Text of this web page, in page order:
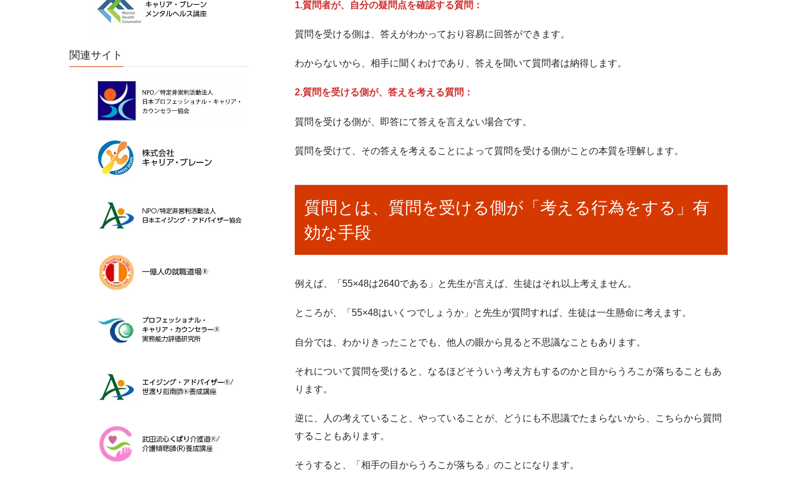
1.質問者が、自分の疑問点を確認する質問：
質問を受ける側は、答えがわかっており容易に回答ができます。
わからないから、相手に聞くわけであり、答えを聞いて質問者は納得します。
2.質問を受ける側が、答えを考える質問：
質問を受ける側が、即答にて答えを言えない場合です。
質問を受けて、その答えを考えることによって質問を受ける側がことの本質を理解します。
質問とは、質問を受ける側が「考える行為をする」有
効な手段
例えば、「55×48は2640である」と先生が言えば、生徒はそれ以上考えません。
ところが、「55×48はいくつでしょうか」と先生が質問すれば、生徒は一生懸命に考えます。
自分では、わかりきったことでも、他人の眼から見ると不思議なこともあります。
それについて質問を受けると、なるほどそういう考え方もするのかと目からうろこが落ちることもあ
ります。
逆に、人の考えていること、やっていることが、どうにも不思議でたまらないから、こちらから質問
することもあります。
そうすると、「相手の目からうろこが落ちる」のことになります。
関連サイト